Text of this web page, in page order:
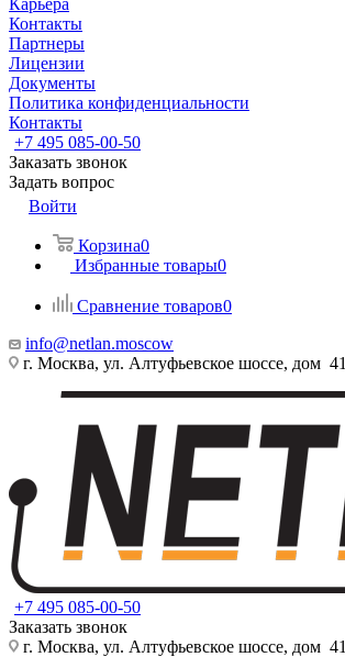
Карьера
Контакты
Партнеры
Лицензии
Документы
Политика конфиденциальности
Контакты
+7 495 085-00-50
Заказать звонок
Задать вопрос
Войти
Корзина0
Избранные товары0
Сравнение товаров0
info@netlan.moscow
г. Москва, ул. Алтуфьевское шоссе, дом 41
+7 495 085-00-50
Заказать звонок
г. Москва, ул. Алтуфьевское шоссе, дом 41